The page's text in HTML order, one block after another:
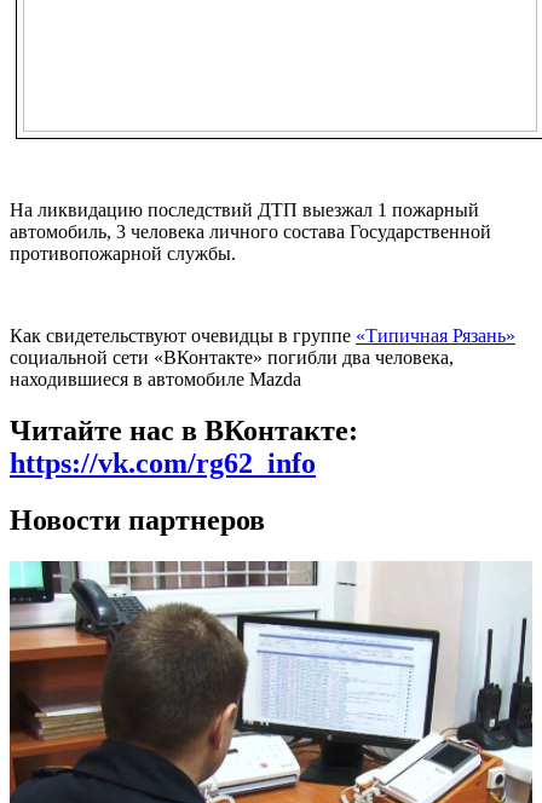
На ликвидацию последствий ДТП выезжал 1 пожарный
автомобиль, 3 человека личного состава Государственной
противопожарной службы.
Как свидетельствуют очевидцы в группе «Типичная Рязань»
социальной сети «ВКонтакте» погибли два человека,
находившиеся в автомобиле Mazda
Читайте нас в ВКонтакте:
https://vk.com/rg62_info
Новости партнеров